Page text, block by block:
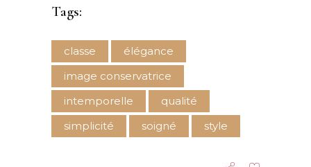
Tags:
classe
élégance
image conservatrice
intemporelle
qualité
simplicité
soigné style